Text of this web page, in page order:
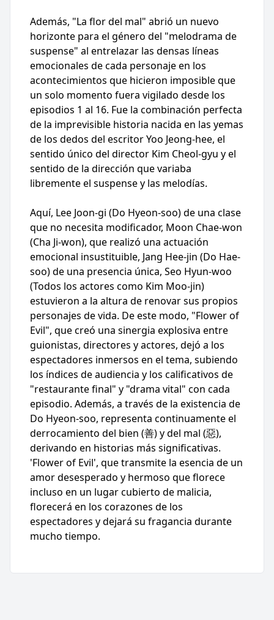
Además, "La flor del mal" abrió un nuevo
horizonte para el género del "melodrama de
suspense" al entrelazar las densas líneas
emocionales de cada personaje en los
acontecimientos que hicieron imposible que
un solo momento fuera vigilado desde los
episodios 1 al 16. Fue la combinación perfecta
de la imprevisible historia nacida en las yemas
de los dedos del escritor Yoo Jeong-hee, el
sentido único del director Kim Cheol-gyu y el
sentido de la dirección que variaba
libremente el suspense y las melodías.
Aquí, Lee Joon-gi (Do Hyeon-soo) de una clase
que no necesita modificador, Moon Chae-won
(Cha Ji-won), que realizó una actuación
emocional insustituible, Jang Hee-jin (Do Hae-
soo) de una presencia única, Seo Hyun-woo
(Todos los actores como Kim Moo-jin)
estuvieron a la altura de renovar sus propios
personajes de vida. De este modo, "Flower of
Evil", que creó una sinergia explosiva entre
guionistas, directores y actores, dejó a los
espectadores inmersos en el tema, subiendo
los índices de audiencia y los calificativos de
"restaurante final" y "drama vital" con cada
episodio. Además, a través de la existencia de
Do Hyeon-soo, representa continuamente el
derrocamiento del bien (善) y del mal (惡),
derivando en historias más significativas.
'Flower of Evil', que transmite la esencia de un
amor desesperado y hermoso que florece
incluso en un lugar cubierto de malicia,
florecerá en los corazones de los
espectadores y dejará su fragancia durante
mucho tiempo.